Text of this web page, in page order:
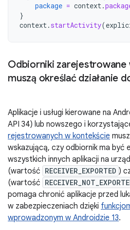
package = context.
}
context. startActivity(
Odbiorniki zarejestrowane
muszą określać działanie
Aplikacje i usługi kierowane na
API 34) lub nowszego i
rejestrowanych w kontekście
wskazującą, czy odbiornik ma być
wszystkich innych aplikacji na
(wartość RECEIVER_EXPORTED )
(wartość
pomaga chronić aplikacje przed
w zabezpieczeniach dzięki
wprowadzonym w Androidzie 13.